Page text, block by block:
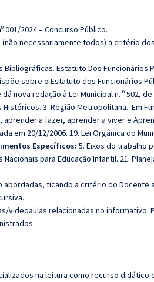
001/2024 – Concurso Público.
necessariamente todos) a critério
Bibliográficas. Estatuto Dos Funcionários
sobre o Estatuto dos Funcionários
dá nova redação à Lei Municipal n. º 502,
3. Região Metropolitana. Em
a fazer, aprender a viver e
em 20/12/2006. 19. Lei Orgânica do
Específicos: 5. Eixos do trabalho
para Educação Infantil. 21.
ficando a critério do Docente
videoaulas relacionadas no informativo.
na leitura como recurso didático